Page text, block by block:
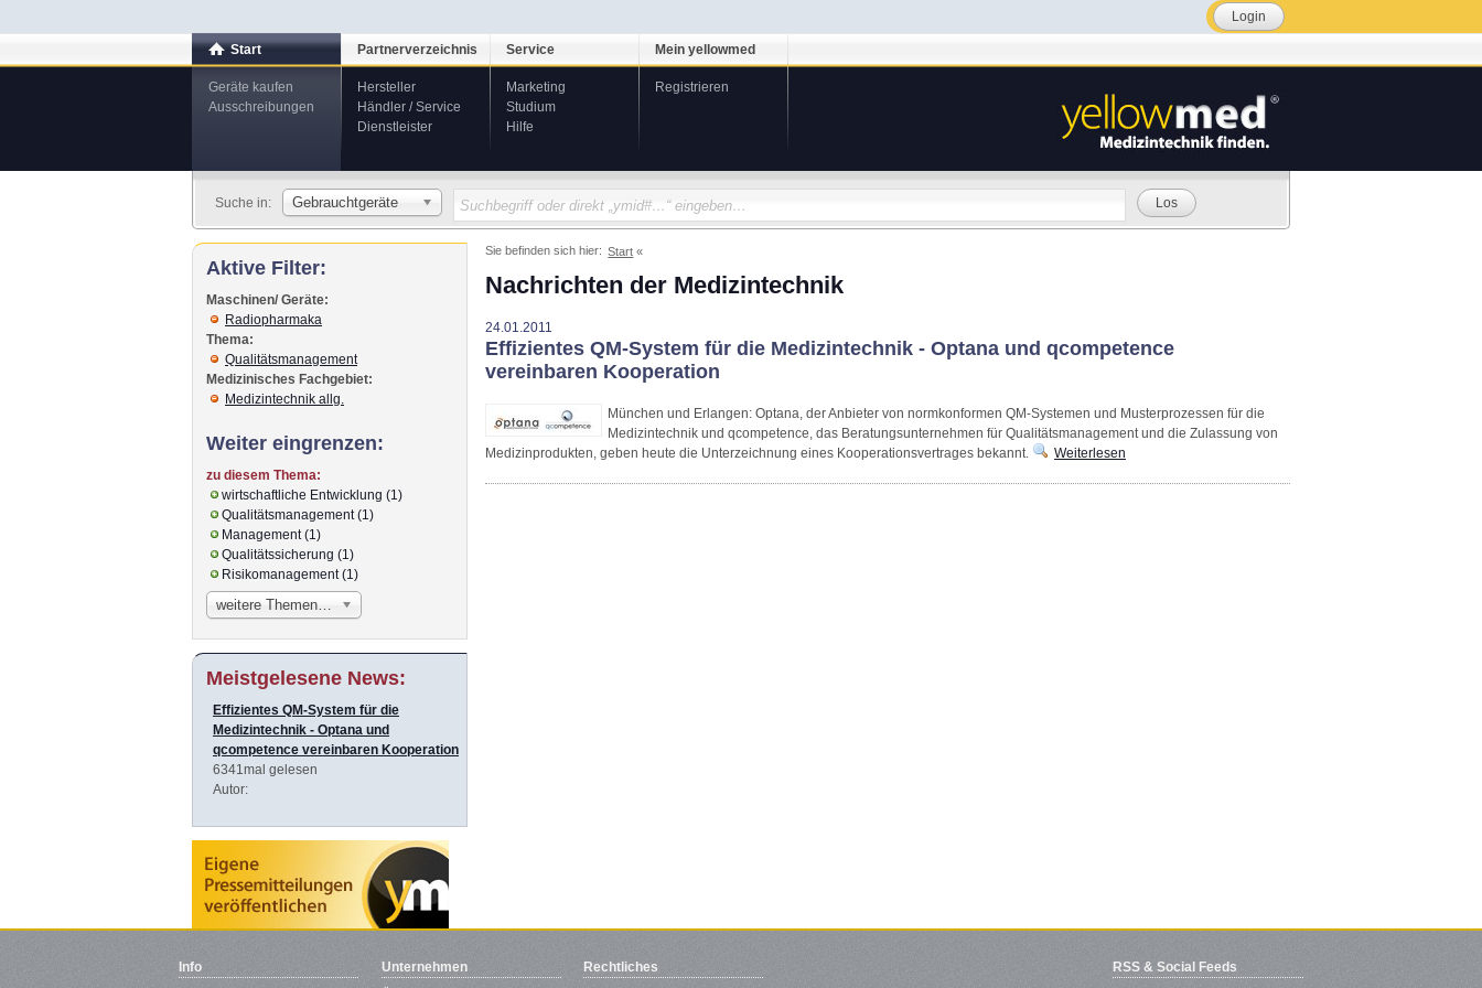
Login
Start
Geräte kaufen
Ausschreibungen
Partnerverzeichnis
Hersteller
Händler / Service
Dienstleister
Service
Marketing
Studium
Hilfe
Mein yellowmed
Registrieren
Suche in: Gebrauchtgeräte Los
Sie befinden sich hier: Start
Nachrichten der Medizintechnik
24.01.2011
Effizientes QM-System für die Medizintechnik - Optana und qcompetence
vereinbaren Kooperation
München und Erlangen: Optana, der Anbieter von normkonformen QM-Systemen und Musterprozessen für die
Medizintechnik und qcompetence, das Beratungsunternehmen für Qualitätsmanagement und die Zulassung von
Medizinprodukten, geben heute die Unterzeichnung eines Kooperationsvertrages bekannt.
Weiterlesen
Aktive Filter:
Maschinen/ Geräte:
Radiopharmaka
Thema:
Qualitätsmanagement
Medizinisches Fachgebiet:
Medizintechnik allg.
Weiter eingrenzen:
zu diesem Thema:
wirtschaftliche Entwicklung (1)
Qualitätsmanagement (1)
Management (1)
Qualitätssicherung (1)
Risikomanagement (1)
weitere Themen…
Meistgelesene News:
Effizientes QM-System für die
Medizintechnik - Optana und
qcompetence vereinbaren Kooperation
6341mal gelesen
Autor:
Info
Unternehmen
Rechtliches
RSS & Social Feeds